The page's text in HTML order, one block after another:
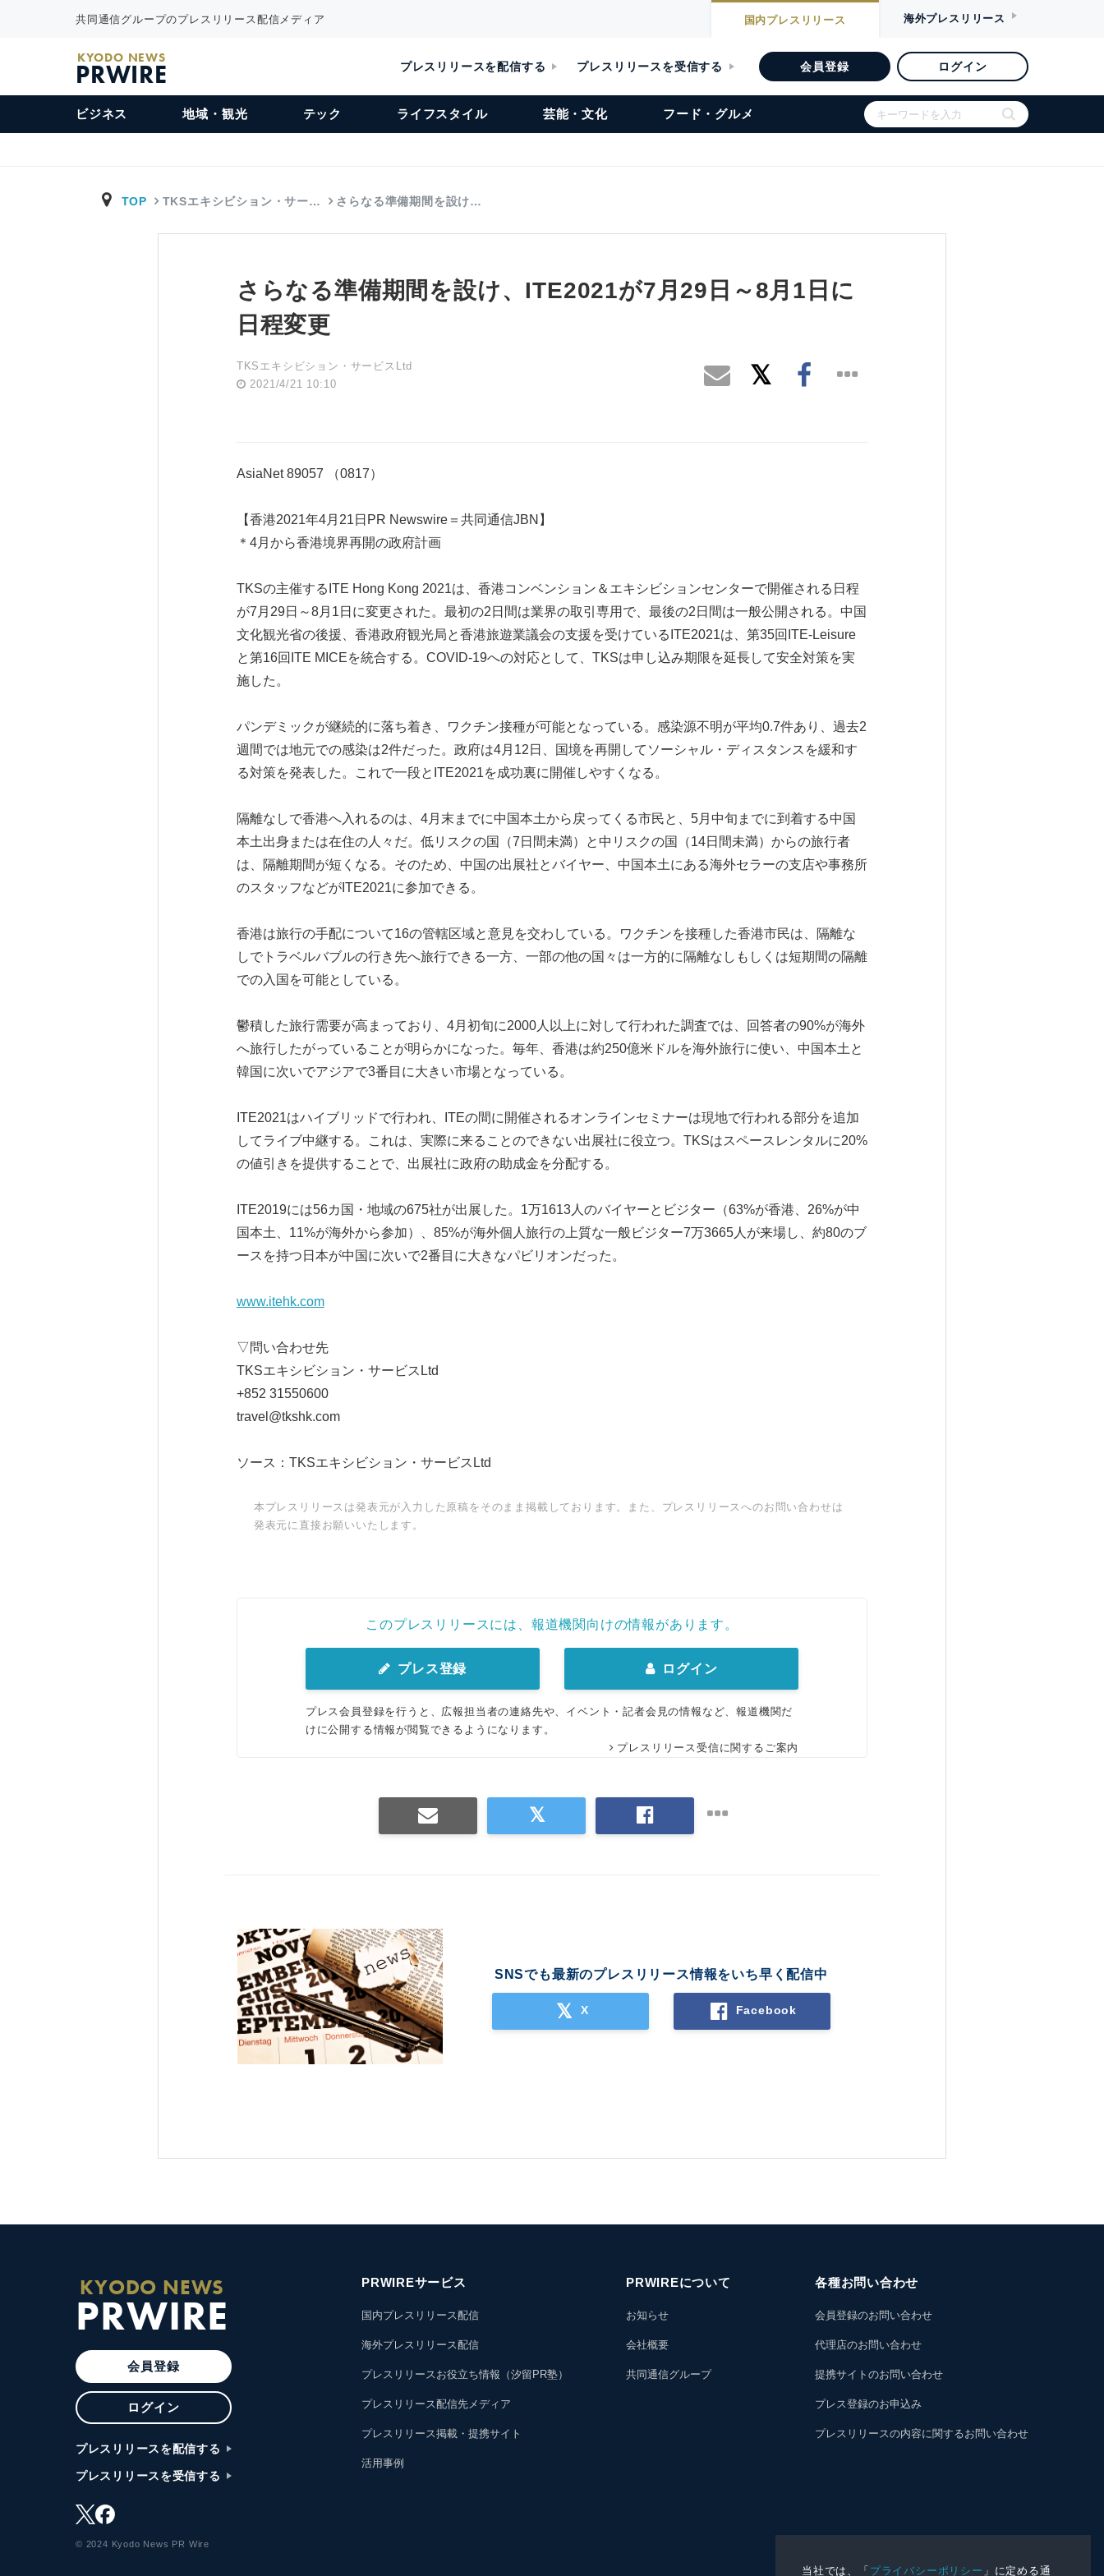
当社では、「 プライバシーポリシー 」に定める通
共同通信グループのプレスリリース配信メディア 国内プレスリリース 海外プレスリリース
KYODO NEWS
PRWIRE プレスリリースを配信する プレスリリースを受信する 会員登録 ログイン
ビジネス 地域・観光 テック ライフスタイル 芸能・文化 フード・グルメ
TOP TKSエキシビション・サー… さらなる準備期間を設け…
さらなる準備期間を設け、ITE2021が7月29日～8月1日に
日程変更
TKSエキシビション・サービスLtd
2021/4/21 10:10
AsiaNet 89057 （0817）
【香港2021年4月21日PR Newswire＝共同通信JBN】
＊4月から香港境界再開の政府計画
TKSの主催するITE Hong Kong 2021は、香港コンベンション＆エキシビションセンターで開催される日程
が7月29日～8月1日に変更された。最初の2日間は業界の取引専用で、最後の2日間は一般公開される。中国
文化観光省の後援、香港政府観光局と香港旅遊業議会の支援を受けているITE2021は、第35回ITE-Leisure
と第16回ITE MICEを統合する。COVID-19への対応として、TKSは申し込み期限を延長して安全対策を実
施した。
パンデミックが継続的に落ち着き、ワクチン接種が可能となっている。感染源不明が平均0.7件あり、過去2
週間では地元での感染は2件だった。政府は4月12日、国境を再開してソーシャル・ディスタンスを緩和す
る対策を発表した。これで一段とITE2021を成功裏に開催しやすくなる。
隔離なしで香港へ入れるのは、4月末までに中国本土から戻ってくる市民と、5月中旬までに到着する中国
本土出身または在住の人々だ。低リスクの国（7日間未満）と中リスクの国（14日間未満）からの旅行者
は、隔離期間が短くなる。そのため、中国の出展社とバイヤー、中国本土にある海外セラーの支店や事務所
のスタッフなどがITE2021に参加できる。
香港は旅行の手配について16の管轄区域と意見を交わしている。ワクチンを接種した香港市民は、隔離な
しでトラベルバブルの行き先へ旅行できる一方、一部の他の国々は一方的に隔離なしもしくは短期間の隔離
での入国を可能としている。
鬱積した旅行需要が高まっており、4月初旬に2000人以上に対して行われた調査では、回答者の90%が海外
へ旅行したがっていることが明らかになった。毎年、香港は約250億米ドルを海外旅行に使い、中国本土と
韓国に次いでアジアで3番目に大きい市場となっている。
ITE2021はハイブリッドで行われ、ITEの間に開催されるオンラインセミナーは現地で行われる部分を追加
してライブ中継する。これは、実際に来ることのできない出展社に役立つ。TKSはスペースレンタルに20%
の値引きを提供することで、出展社に政府の助成金を分配する。
ITE2019には56カ国・地域の675社が出展した。1万1613人のバイヤーとビジター（63%が香港、26%が中
国本土、11%が海外から参加）、85%が海外個人旅行の上質な一般ビジター7万3665人が来場し、約80のブ
ースを持つ日本が中国に次いで2番目に大きなパビリオンだった。
www.itehk.com
▽問い合わせ先
TKSエキシビション・サービスLtd
+852 31550600
travel@tkshk.com
ソース：TKSエキシビション・サービスLtd
本プレスリリースは発表元が入力した原稿をそのまま掲載しております。また、プレスリリースへのお問い合わせは
発表元に直接お願いいたします。
このプレスリリースには、報道機関向けの情報があります。
プレス登録 ログイン
プレス会員登録を行うと、広報担当者の連絡先や、イベント・記者会見の情報など、報道機関だ
けに公開する情報が閲覧できるようになります。
プレスリリース受信に関するご案内
SNSでも最新のプレスリリース情報をいち早く配信中
X Facebook
KYODO NEWS
PRWIRE
会員登録
ログイン
プレスリリースを配信する
プレスリリースを受信する
© 2024 Kyodo News PR Wire
PRWIREサービス
国内プレスリリース配信
海外プレスリリース配信
プレスリリースお役立ち情報（汐留PR塾）
プレスリリース配信先メディア
プレスリリース掲載・提携サイト
活用事例
PRWIREについて
お知らせ
会社概要
共同通信グループ
各種お問い合わせ
会員登録のお問い合わせ
代理店のお問い合わせ
提携サイトのお問い合わせ
プレス登録のお申込み
プレスリリースの内容に関するお問い合わせ
Japanese